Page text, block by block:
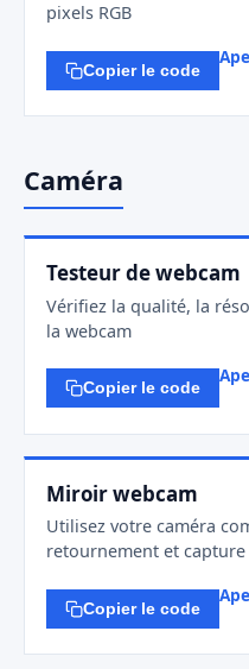
pixels RGB
Copier le code
Caméra
Testeur de webcam
Vérifiez la qualité, la
la webcam
Copier le code
Miroir webcam
Utilisez votre caméra
retournement et capture
Copier le code